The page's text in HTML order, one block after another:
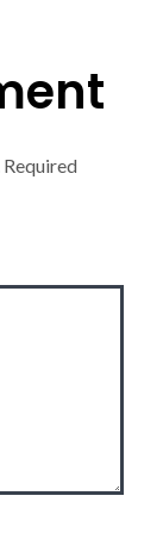
Required